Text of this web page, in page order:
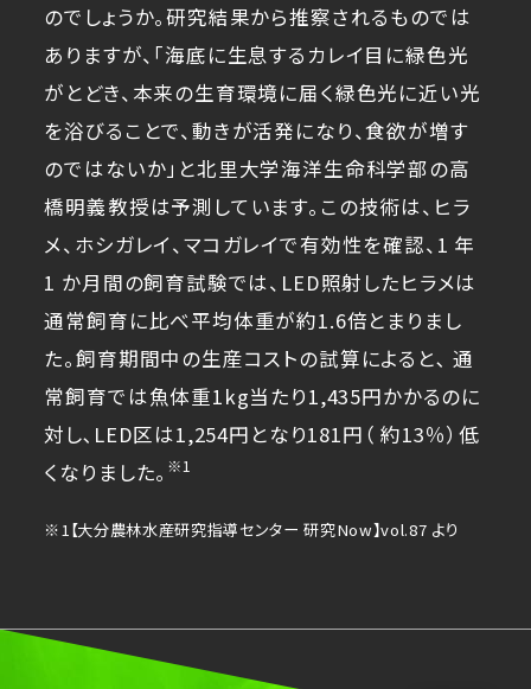
のでしょうか。研究結果から推察されるものでは
ありますが、「海底に生息するカレイ目に緑色光
がとどき、本来の生育環境に届く緑色光に近い光
を浴びることで、動きが活発になり、食欲が増す
のではないか」と北里大学海洋生命科学部の高
橋明義教授は予測しています。この技術は、ヒラ
メ、ホシガレイ、マコガレイで有効性を確認、1 年
1 か月間の飼育試験では、LED照射したヒラメは
通常飼育に比べ平均体重が約1.6倍とまりまし
た。飼育期間中の生産コストの試算によると､ 通
常飼育では魚体重1kg当たり1,435円かかるのに
対し､LED区は1,254円となり181円（ 約13％）低
くなりました。 ※1
1【大分農林水産研究指導センター 研究Now】vol.87 より